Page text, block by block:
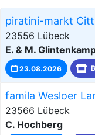
piratini-markt
23556 Lübeck
E. & M.
23.08.2026
famila Wesloer
23566 Lübeck
C. Hochberg